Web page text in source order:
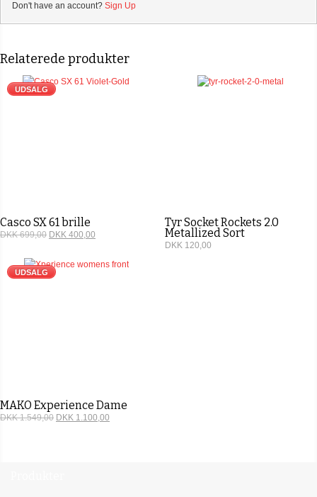
Don't have an account? Sign Up
Relaterede produkter
UDSALG
Casco SX 61 brille
DKK 699,00 DKK 400,00
Tyr Socket Rockets 2.0
Metallized Sort
DKK 120,00
UDSALG
MAKO Experience Dame
DKK 1.549,00 DKK 1.100,00